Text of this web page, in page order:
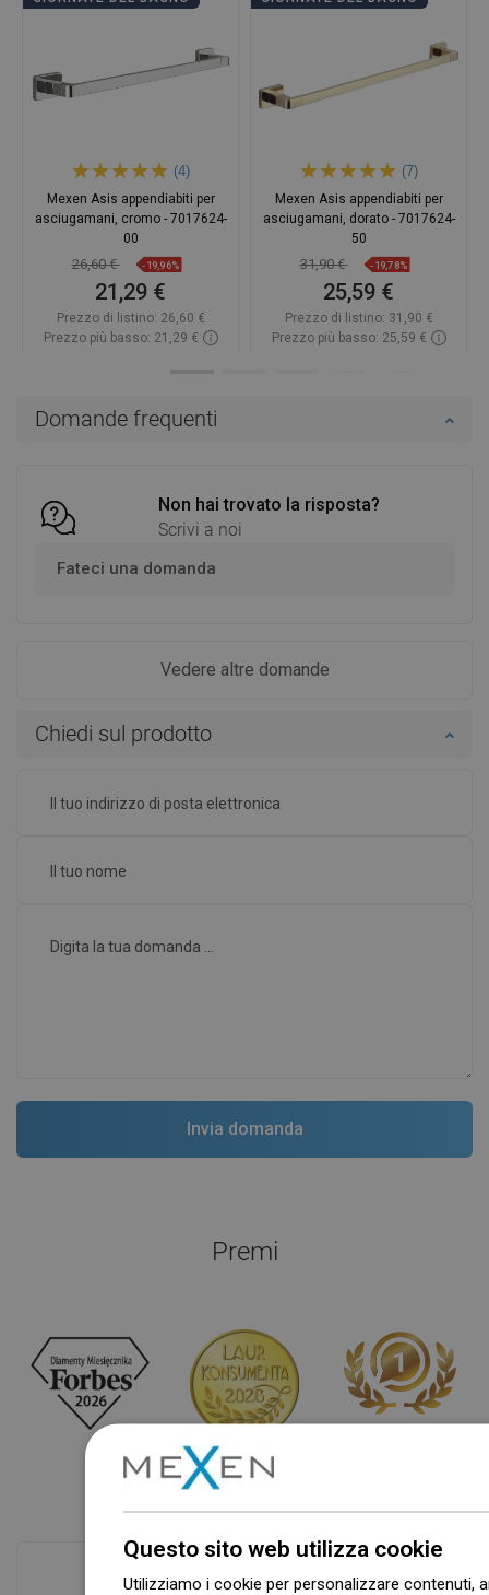
Domande frequenti
Non hai trovato la risposta?
Scrivi a noi
Fateci una domanda
Vedere altre domande
Chiedi sul prodotto
(4)
Mexen Asis appendiabiti per
asciugamani, cromo - 7017624-
00
26,60 € -19,96%
21,29 €
Prezzo di listino: 26,60 €
Prezzo più basso: 21,29 €
(7)
Mexen Asis appendiabiti per
asciugamani, dorato - 7017624-
50
31,90 € -19,78%
25,59 €
Prezzo di listino: 31,90 €
Prezzo più basso: 25,59 €
Premi
Questo sito web utilizza cookie
Utilizziamo i cookie per personalizzare contenuti,